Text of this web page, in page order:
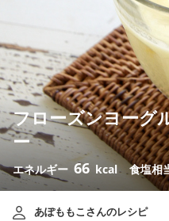
フローズンヨーグ
ー
エネルギー 66 kcal 食塩相
あぽももこさんのレシピ